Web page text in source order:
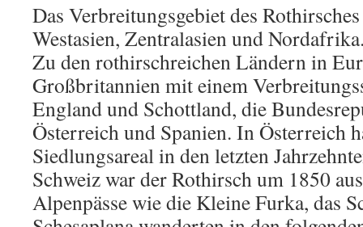
Das Verbreitungsgebiet des
Westasien, Zentralasien und
Zu den rothirschreichen Ländern in
Großbritannien mit einem
England und Schottland, die
Österreich und Spanien. In Österreich
Siedlungsareal in den letzten
Schweiz war der Rothirsch um 1850
Alpenpässe wie die Kleine Furka, das